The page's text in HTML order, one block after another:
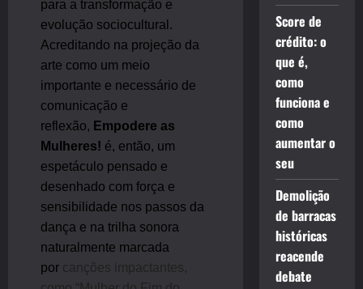
para a transformação e
evolução sociocultural.
Acreditando na projeção da
arte como um meio
importante e necessário de
comunicação e
reflexão, Empodere as
Mulheres! é, então, um
espetáculo pensado e
desenhado com força e
sensibilidade nos passos da
dança e na trilha sonora
naturalmente marcada
por canções impactantes,
Score de
crédito: o
que é,
como
funciona e
como
aumentar o
seu
Demolição
de barracas
históricas
reacende
debate